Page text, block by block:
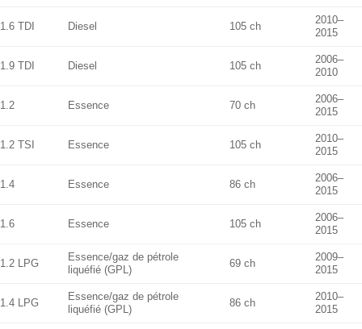
1.6 TDI Diesel 105 ch
2010–
2015
1.9 TDI Diesel 105 ch
2006–
2010
1.2 Essence 70 ch
2006–
2015
1.2 TSI Essence 105 ch
2010–
2015
1.4 Essence 86 ch
2006–
2015
1.6 Essence 105 ch
2006–
2015
1.2 LPG
Essence/gaz de pétrole
liquéfié (GPL)
69 ch
2009–
2015
1.4 LPG
Essence/gaz de pétrole
liquéfié (GPL)
86 ch
2010–
2015